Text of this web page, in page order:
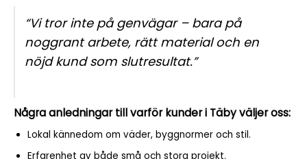
“Vi tror inte på genvägar – bara på
noggrant arbete, rätt material och en
nöjd kund som slutresultat.”
Några anledningar till varför kunder i Täby väljer oss:
Lokal kännedom om väder, byggnormer och stil.
Erfarenhet av både små och stora projekt.